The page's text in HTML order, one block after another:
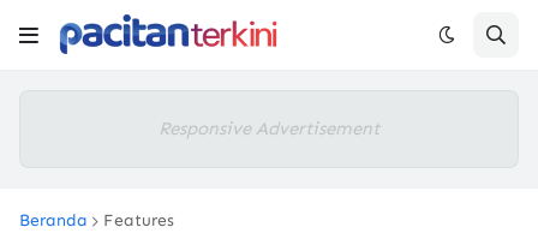
Responsive Advertisement
Beranda Features